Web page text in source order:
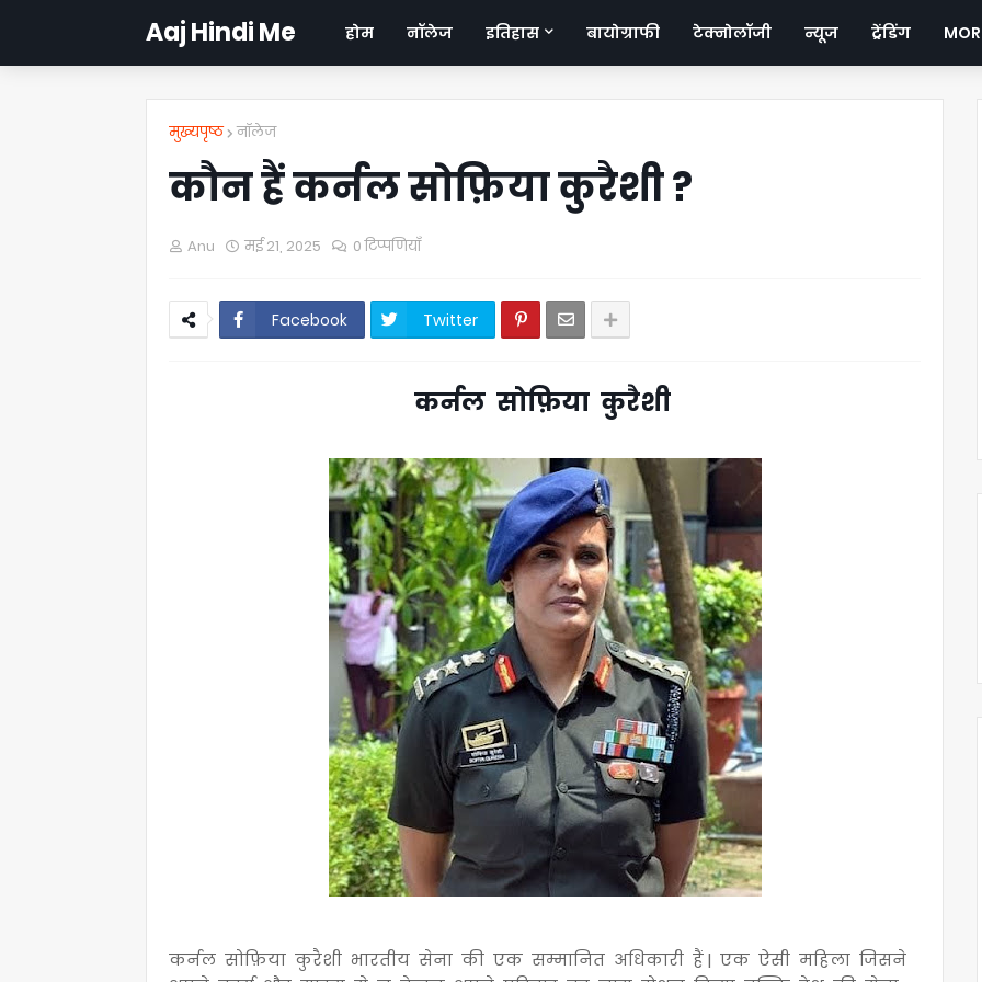
Aaj Hindi Me होम नॉलेज इतिहास बायोग्राफी टेक्नोलॉजी न्यूज ट्रेंडिंग
मुख्यपृष्ठ नॉलेज
कौन हैं कर्नल सोफ़िया कुरैशी ?
Anu मई 21, 2025 0 टिप्पणियाँ
Facebook Twitter
कर्नल सोफ़िया कुरैशी
कर्नल सोफ़िया कुरैशी भारतीय सेना की एक सम्मानित अधिकारी हैं | एक ऐसी महिला जिसने